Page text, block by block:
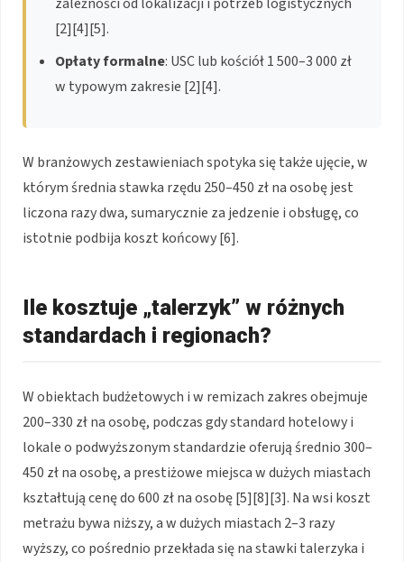
[2][4][5].
Opłaty formalne: USC lub kościół 1 500–3 000 zł
w typowym zakresie [2][4].
W branżowych zestawieniach spotyka się także ujęcie, w
którym średnia stawka rzędu 250–450 zł na osobę jest
liczona razy dwa, sumarycznie za jedzenie i obsługę, co
istotnie podbija koszt końcowy [6].
Ile kosztuje „talerzyk” w różnych
standardach i regionach?
W obiektach budżetowych i w remizach zakres obejmuje
200–330 zł na osobę, podczas gdy standard hotelowy i
lokale o podwyższonym standardzie oferują średnio 300–
450 zł na osobę, a prestiżowe miejsca w dużych miastach
kształtują cenę do 600 zł na osobę [5][8][3]. Na wsi koszt
metrażu bywa niższy, a w dużych miastach 2–3 razy
wyższy, co pośrednio przekłada się na stawki talerzyka i